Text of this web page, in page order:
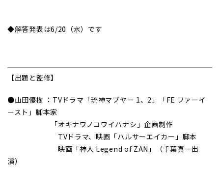
◆解答発表は6/20（水）です
【出題と監修】
●山田優樹 ：TVドラマ「琉神マブヤー 1、2」「FE ファーイ
ースト」脚本家
「オキナワノコワイハナシ」企画制作
TVドラマ、映画「ハルサーエイカー」脚本
映画「神人 Legend of ZAN」（千葉真一出
演）